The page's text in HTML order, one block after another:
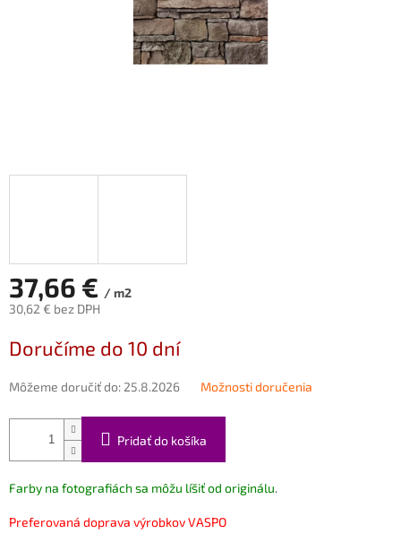
37,66 € / m2
30,62 € bez DPH
cena:
Doručíme do 10 dní
Môžeme doručiť do: 25.8.2026 Možnosti doručenia
Pridať do košíka
Farby na fotografiách sa môžu líšiť od originálu.
Preferovaná doprava výrobkov VASPO